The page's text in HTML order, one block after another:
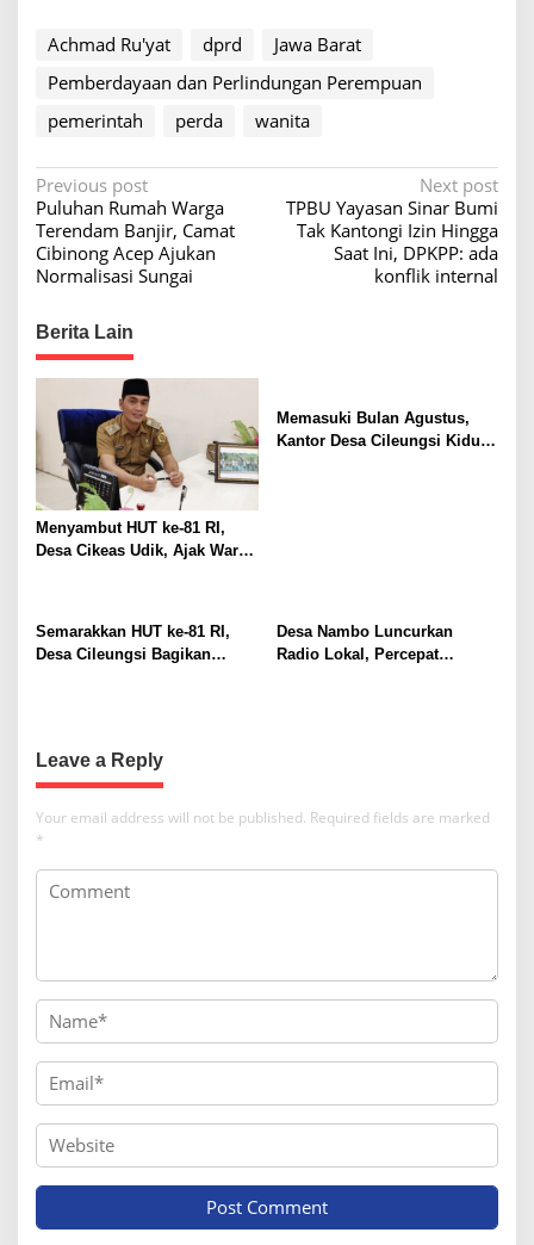
n
K
a
a
a
k
D
r
Achmad Ru'yat dprd
Jawa Barat
Pemberdayaan dan Perlindungan Perempuan
pemerintah
perda wanita
P
o
s
t
n
a
i
g
a
t
i
n
Previous post
Puluhan Rumah Warga
Terendam Banjir, Camat
Cibinong Acep Ajukan
Normalisasi Sungai
Next post
TPBU Yayasan Sinar Bumi
Tak Kantongi Izin Hingga
Saat Ini, DPKPP: ada
konflik internal
Berita Lain
Menyambut HUT ke-81 RI,
Desa Cikeas Udik, Ajak Warga
Memasuki Bulan Agustus,
Kantor Desa Cileungsi Kidul
Semarakkan HUT ke-81 RI,
Desa Cileungsi Bagikan
Desa Nambo Luncurkan
Radio Lokal, Percepat
Leave a Reply
Your email address will not be published. Required fields are marked
*